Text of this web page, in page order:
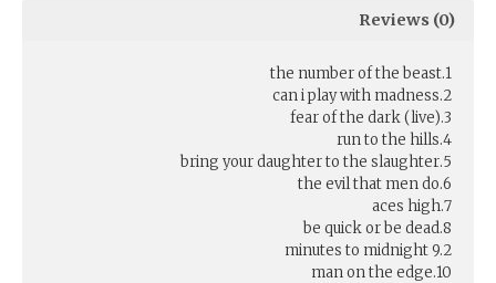
Reviews (0)
1.the number of the beast
2.can i play with madness
3.fear of the dark (live)
4.run to the hills
5.bring your daughter to the slaughter
6.the evil that men do
7.aces high
8.be quick or be dead
9.2 minutes to midnight
10.man on the edge